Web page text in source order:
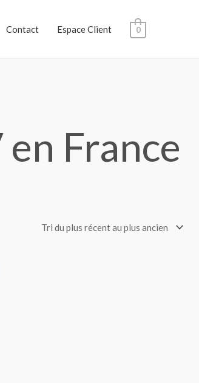
Contact Espace Client 0
France